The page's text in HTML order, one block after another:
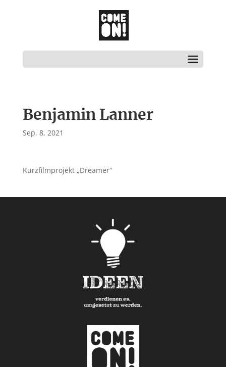
Benjamin Lanner
Sep. 8, 2021
Kurzfilmprojekt „Dreamer“